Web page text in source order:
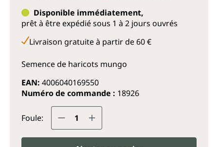
Disponible immédiatement,
prêt à être expédié sous 1 à 2 jours ouvrés
Livraison gratuite à partir de 60 €
Semence de haricots mungo
EAN: 4006040169550
Numéro de commande : 18926
Foule: Quantité de produit : Entrez la